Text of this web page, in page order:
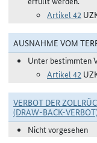
Artikel 42
AUSNAHME VOM
Unter bestimmten
Artikel 42
VERBOT DER
(DRAW-BACK-VERBOT)
Nicht vorgesehen